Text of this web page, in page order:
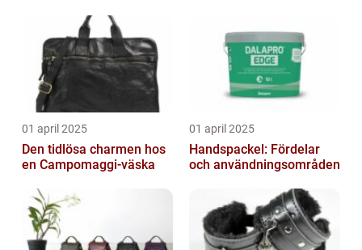
01 april 2025
Den tidlösa charmen hos
en Campomaggi-väska
01 april 2025
Handspackel: Fördelar
och användningsområden